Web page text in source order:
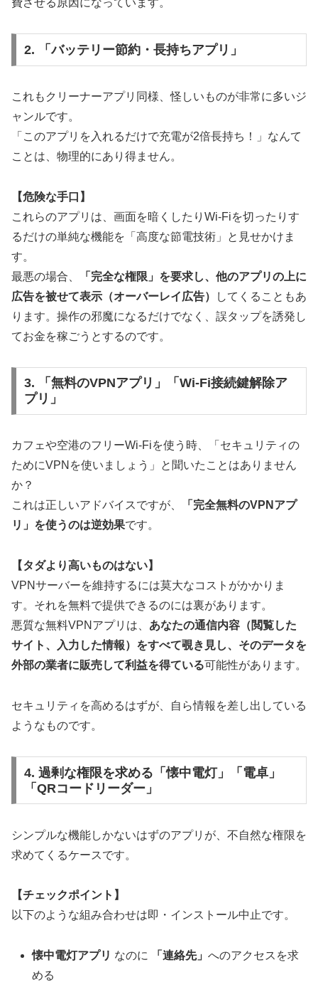
費させる原因になっています。
2. 「バッテリー節約・長持ちアプリ」
これもクリーナーアプリ同様、怪しいものが非常に多いジ
ャンルです。
「このアプリを入れるだけで充電が2倍長持ち！」なんて
ことは、物理的にあり得ません。
【危険な手口】
これらのアプリは、画面を暗くしたりWi-Fiを切ったりす
るだけの単純な機能を「高度な節電技術」と見せかけま
す。
最悪の場合、
「完全な権限」を要求し、他のアプリの上に
広告を被せて表示（オーバーレイ広告）
してくることもあ
ります。操作の邪魔になるだけでなく、誤タップを誘発し
てお金を稼ごうとするのです。
3. 「無料のVPNアプリ」「Wi-Fi接続鍵解除ア
プリ」
カフェや空港のフリーWi-Fiを使う時、「セキュリティの
ためにVPNを使いましょう」と聞いたことはありません
か？
これは正しいアドバイスですが、
「完全無料のVPNアプ
リ」を使うのは逆効果です。
【タダより高いものはない】
VPNサーバーを維持するには莫大なコストがかかりま
す。それを無料で提供できるのには裏があります。
悪質な無料VPNアプリは、 あなたの通信内容（閲覧した
サイト、入力した情報）をすべて覗き見し、そのデータを
外部の業者に販売して利益を得ている可能性があります。
セキュリティを高めるはずが、自ら情報を差し出している
ようなものです。
4. 過剰な権限を求める「懐中電灯」「電卓」
「QRコードリーダー」
シンプルな機能しかないはずのアプリが、不自然な権限を
求めてくるケースです。
【チェックポイント】
以下のような組み合わせは即・インストール中止です。
懐中電灯アプリ なのに 「連絡先」へのアクセスを求
める